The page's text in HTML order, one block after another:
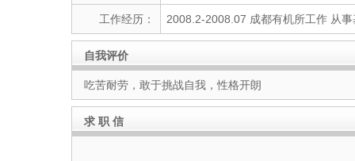
工作经历： 2008.2-2008.07 成都有机所工作 从
自我评价
吃苦耐劳，敢于挑战自我，性格开朗
求 职 信